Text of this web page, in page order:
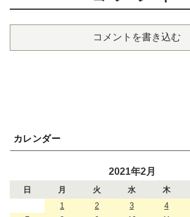
コメントを書き込む
カレンダー
2021年2月
日 月 火 水 木
1
2 3 4